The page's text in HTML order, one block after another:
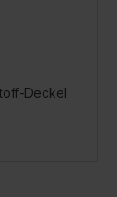
Deckel